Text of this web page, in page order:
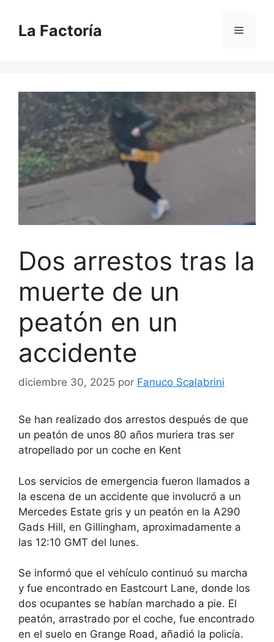
contenido
La Factoría Menú
Dos arrestos tras la
muerte de un
peatón en un
accidente
diciembre 30, 2025 por Fanuco Scalabrini
Se han realizado dos arrestos después de que
un peatón de unos 80 años muriera tras ser
atropellado por un coche en Kent
Los servicios de emergencia fueron llamados a
la escena de un accidente que involucró a un
Mercedes Estate gris y un peatón en la A290
Gads Hill, en Gillingham, aproximadamente a
las 12:10 GMT del lunes.
Se informó que el vehículo continuó su marcha
y fue encontrado en Eastcourt Lane, donde los
dos ocupantes se habían marchado a pie. El
peatón, arrastrado por el coche, fue encontrado
en el suelo en Grange Road, añadió la policía.